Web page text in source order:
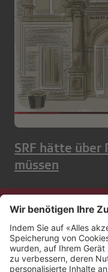
SRF hätte
müssen
Kontakt
Impressum
Rechtliches